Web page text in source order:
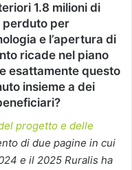
1.8 milioni di
perduto per
e l’apertura di
ricade nel piano
esattamente questo
insieme a dei
progetto e delle
di due pagine in cui
e il 2025 Ruralis ha